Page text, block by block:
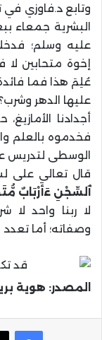
وتابع د.فاوزي في
البشرية جمعاء
عليه وسلم؛
إخوة متحابين
عُلِمَ هذا فما
عليها الدهر
أجدادنا
فخدموه بالعلم
الوسطى لتدريس
قال تعالى على
ٱلسِّجْنِ ءَأَرْبَابٌ
لا ربنا واحد لا
وصفاته؛ أما تعدد
المصدر: هوية